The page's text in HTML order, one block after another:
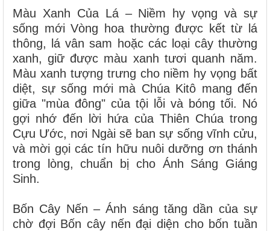
Màu Xanh Của Lá – Niềm hy vọng và sự
sống mới Vòng hoa thường được kết từ lá
thông, lá vân sam hoặc các loại cây thường
xanh, giữ được màu xanh tươi quanh năm.
Màu xanh tượng trưng cho niềm hy vọng bất
diệt, sự sống mới mà Chúa Kitô mang đến
giữa "mùa đông" của tội lỗi và bóng tối. Nó
gợi nhớ đến lời hứa của Thiên Chúa trong
Cựu Ước, nơi Ngài sẽ ban sự sống vĩnh cửu,
và mời gọi các tín hữu nuôi dưỡng ơn thánh
trong lòng, chuẩn bị cho Ánh Sáng Giáng
Sinh.
Bốn Cây Nến – Ánh sáng tăng dần của sự
chờ đợi Bốn cây nến đại diện cho bốn tuần